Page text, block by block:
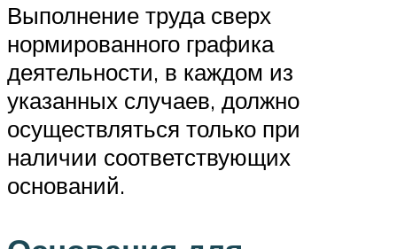
Выполнение труда сверх
нормированного графика
деятельности, в каждом из
указанных случаев, должно
осуществляться только при
наличии соответствующих
оснований.